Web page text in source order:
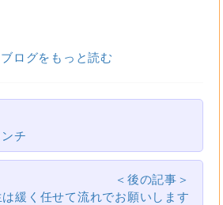
ログをもっと読む
チ
＜後の記事＞
は緩く任せて流れでお願いします